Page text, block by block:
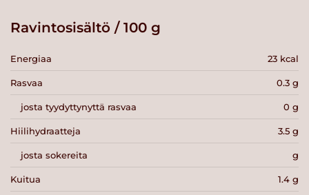
Ravintosisältö / 100 g
Energiaa 23 kcal
Rasvaa 0.3 g
josta tyydyttynyttä rasvaa 0 g
Hiilihydraatteja 3.5 g
josta sokereita g
Kuitua 1.4 g